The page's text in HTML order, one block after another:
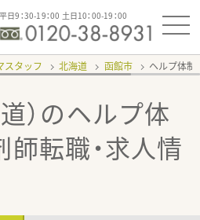
平日9：30-19：00 土日10：00-19：00
スタッフ 北海道 函館市 ヘルプ体
）のヘルプ体
師転職・求人情